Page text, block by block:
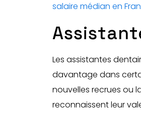
salaire médian en
Les assistantes
davantage dans
nouvelles recrues ou
reconnaissent leur